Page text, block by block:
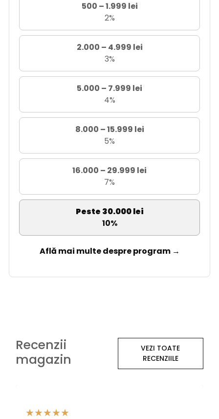
500 – 1.999 lei
2%
2.000 – 4.999 lei
3%
5.000 – 7.999 lei
4%
8.000 – 15.999 lei
5%
16.000 – 29.999 lei
7%
Peste 30.000 lei
10%
Află mai multe despre program →
Recenzii
magazin
VEZI TOATE
RECENZIILE